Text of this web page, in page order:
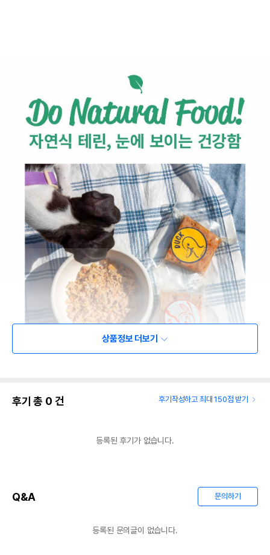
상품정보 더보기
후기 총 0 건 후기작성하고 최대 150점 받기
등록된 후기가 없습니다.
Q&A 문의하기
등록된 문의글이 없습니다.